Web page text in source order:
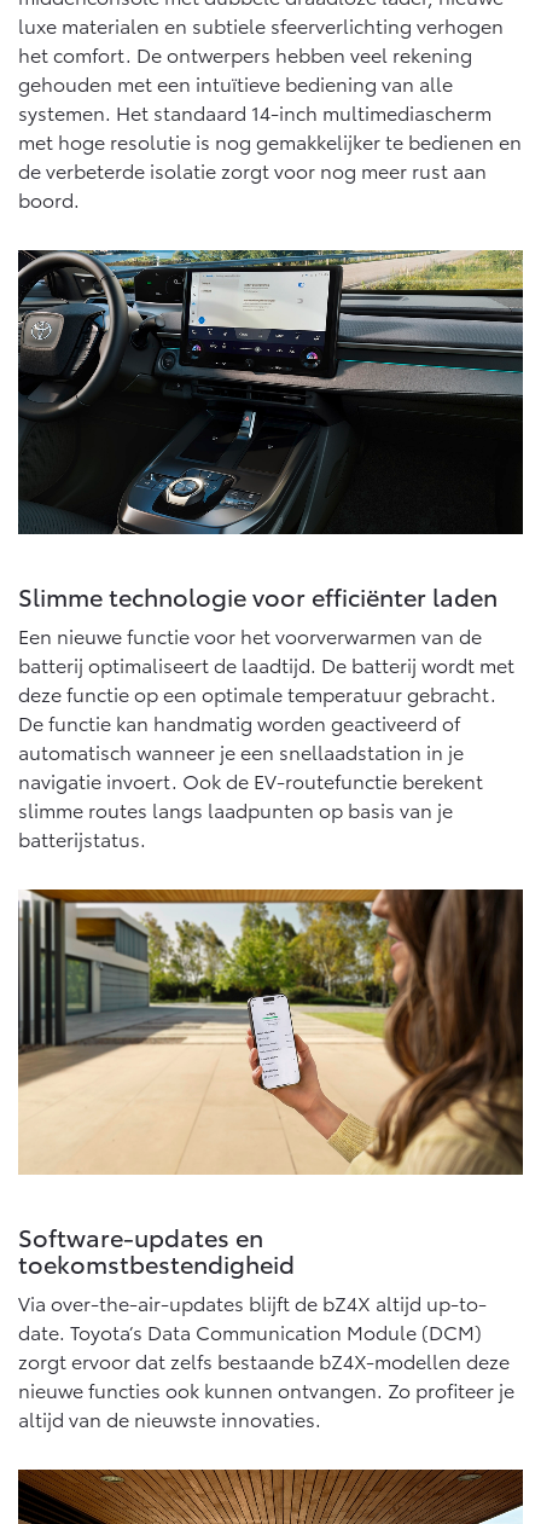
Vanaf € 46.301,- Vanaf € 56.570,-
Land Cruiser (excl. BTW)
Vanaf € 89.986,-
luxe materialen en subtiele sfeerverlichting verhogen
het comfort. De ontwerpers hebben veel rekening
gehouden met een intuïtieve bediening van alle
systemen. Het standaard 14-inch multimediascherm
met hoge resolutie is nog gemakkelijker te bedienen en
de verbeterde isolatie zorgt voor nog meer rust aan
boord.
Slimme technologie voor efficiënter laden
Een nieuwe functie voor het voorverwarmen van de
batterij optimaliseert de laadtijd. De batterij wordt met
deze functie op een optimale temperatuur gebracht.
De functie kan handmatig worden geactiveerd of
automatisch wanneer je een snellaadstation in je
navigatie invoert. Ook de EV-routefunctie berekent
slimme routes langs laadpunten op basis van je
batterijstatus.
Software-updates en
toekomstbestendigheid
Via over-the-air-updates blijft de bZ4X altijd up-to-
date. Toyota’s Data Communication Module (DCM)
zorgt ervoor dat zelfs bestaande bZ4X-modellen deze
nieuwe functies ook kunnen ontvangen. Zo profiteer je
altijd van de nieuwste innovaties.